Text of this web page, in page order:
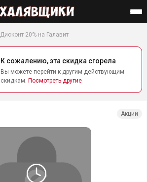
Дисконт 20% на Галавит
К сожалению, эта скидка сгорела
Вы можете перейти к другим действующим
скидкам. Посмотреть другие
Акции